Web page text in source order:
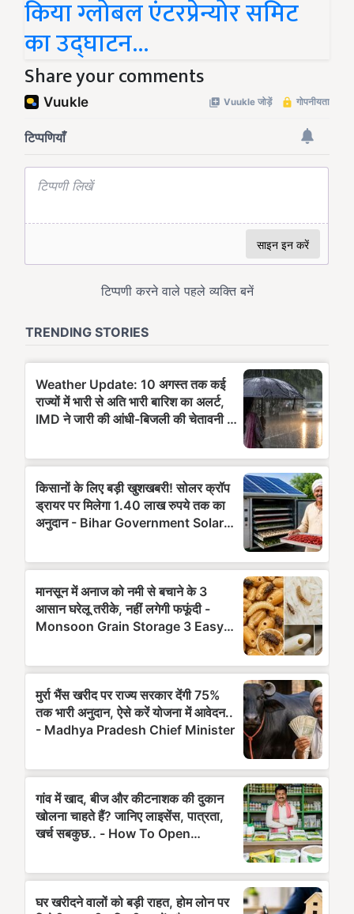
किया ग्लोबल एंटरप्रेन्योर समिट
का उद्घाटन...
Share your comments